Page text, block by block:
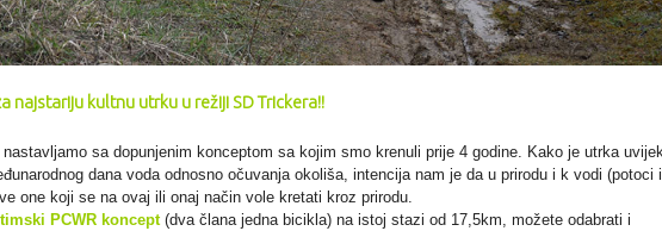
najstariju kultnu utrku u režiji SD Trickera!!
nastavljamo sa dopunjenim konceptom sa kojim smo krenuli prije 4 godine. Kako je utrka
dana voda odnosno očuvanja okoliša, intencija nam je da u prirodu i k vodi (potoci
one koji se na ovaj ili onaj način vole kretati kroz prirodu.
timski PCWR koncept(dva člana jedna bicikla) na istoj stazi od 17,5km, možete odabrati i